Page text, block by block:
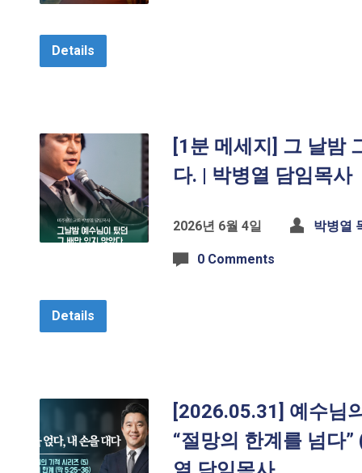
Details
[1분 메세지] 그 날밤
다. | 박병열 담임목사
2026년 6월 4일 박병열
0 Comments
Details
[2026.05.31] 예수님
“절망의 한계를 넘다